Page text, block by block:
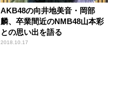
AKB48の向井地美音・岡部
麟、卒業間近のNMB48山本彩
との思い出を語る
2018.10.17